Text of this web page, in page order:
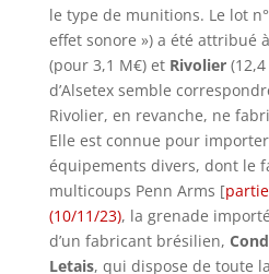
le type de munitions. Le lot
effet sonore ») a été attribué
(pour 3,1 M€) et Rivolier(12,4
d’Alsetex semble
Rivolier, en revanche, ne
Elle est connue pour
équipements divers, dont le
multicoups Penn Arms [
(10/11/23), la grenade
d’un fabricant brésilien,
Letais, qui dispose de toute